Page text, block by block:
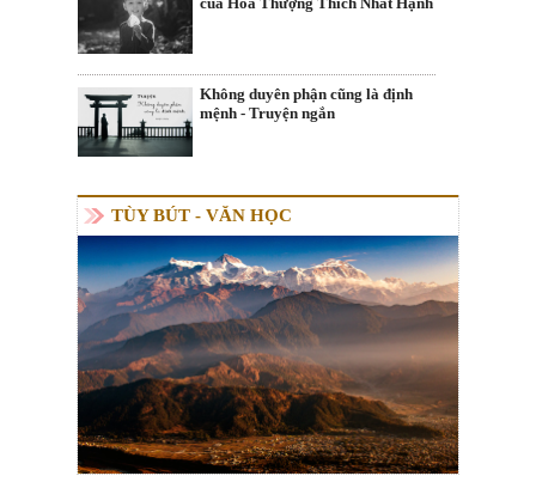
Không duyên phận cũng là định
mệnh - Truyện ngắn
TÙY BÚT - VĂN HỌC